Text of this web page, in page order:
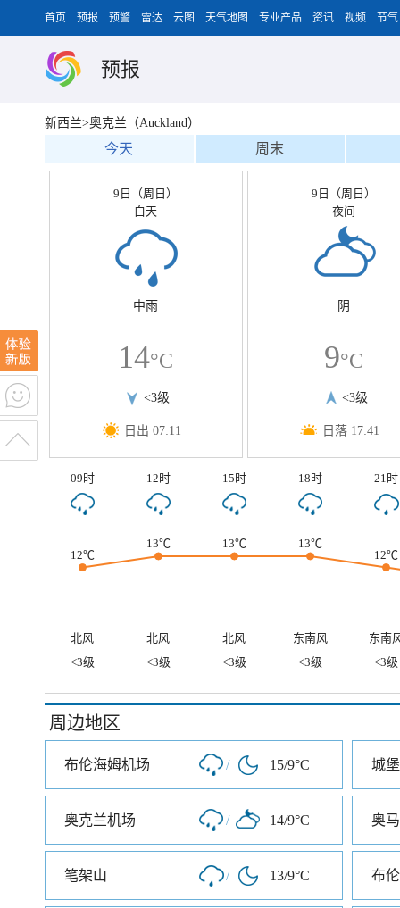
首页 预报 预警 雷达 云图 天气地图 专业产品 资讯 视频 节气
预报
新西兰>奥克兰（Auckland）
今天 周末
9日（周日）
白天
中雨
14°C
<3级
日出 07:11
9日（周日）
夜间
阴
9°C
<3级
日落 17:41
09时 12时 15时 18时 21时
12℃
13℃ 13℃
13℃
12℃
北风 北风 北风 东南风
东南
<3级
<3级 <3级 <3级 <3级
周边地区
布伦海姆机场 / 15/9°C 城
奥克兰机场 / 14/9°C
笔架山 / 13/9°C